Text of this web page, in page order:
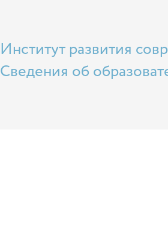
Институт развития
Сведения об